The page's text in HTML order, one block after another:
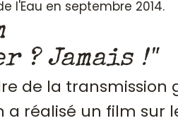
l'Eau en septembre 2014.
? Jamais !"
de la transmission
a réalisé un film sur